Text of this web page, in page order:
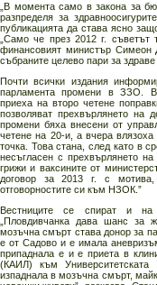
„В момента само в закона за
разпределя за
публикацията да става ясно
„Само че през 2012 г.
финансовият министър Симеон
събраните целево пари за
Почти всички издания
парламента промени в ЗЗО. В
приеха на второ четене
позволяват прехвърлянето
промени бяха внесени от
четене на 20-и, а вчера
точка. Това стана, след като в
несъгласен с прехвърлянето
грижи и ваксините от
договор за 2013 г. с
отговорностите си към НЗОК.”
Вестниците се спират и на
„Пловдивчанка дава шанс
мозъчна смърт става донор за
е от Садово и е имала
припаднала е и е приета в
(КАИЛ) към
изпаднала в мозъчна смърт,